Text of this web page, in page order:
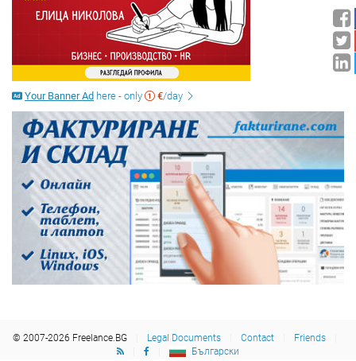
Your Banner Ad here - only €/day
© 2007-2026 Freelance.BG Legal Documents Contact
Friends
Български